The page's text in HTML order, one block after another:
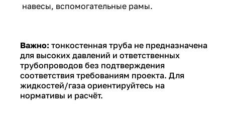
навесы, вспомогательные рамы.
Важно: тонкостенная труба не предназначена
для высоких давлений и ответственных
трубопроводов без подтверждения
соответствия требованиям проекта. Для
жидкостей/газа ориентируйтесь на
нормативы и расчёт.